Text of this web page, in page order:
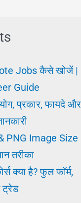
Jobs कैसे खोजें |
Guide
प्रकार, फायदे और
PNG Image Size
तरीका
क्या है? फुल फॉर्म,
ट्रेड